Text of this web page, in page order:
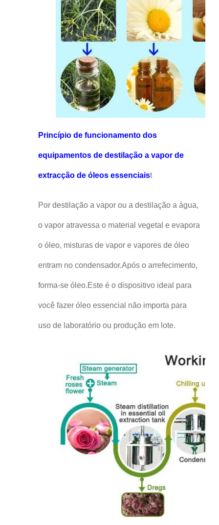
Princípio de funcionamento dos
equipamentos de destilação a vapor de
extracção de óleos essenciaist
Por destilação a vapor ou a destilação a água,
o vapor atravessa o material vegetal e evapora
o óleo, misturas de vapor e vapores de óleo
entram no condensador.Após o arrefecimento,
forma-se óleo.Este é o dispositivo ideal para
você fazer óleo essencial não importa para
uso de laboratório ou produção em lote.